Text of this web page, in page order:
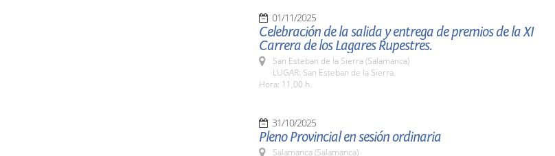
01/11/2025
Celebración de la salida y entrega de premios de la XI
Carrera de los Lagares Rupestres.
San Esteban de la Sierra (Salamanca)
LUGAR: San Esteban de la Sierra.
Hora: 11,00 h.
31/10/2025
Pleno Provincial en sesión ordinaria
Salamanca (Salamanca)